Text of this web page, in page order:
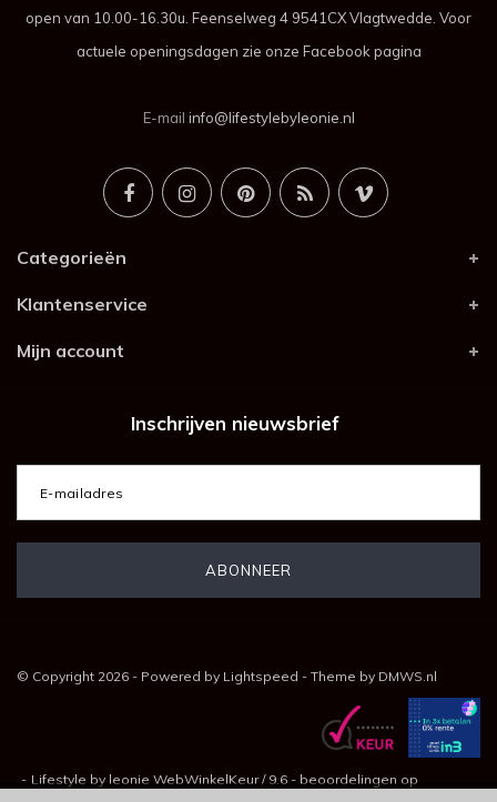
open van 10.00-16.30u. Feenselweg 4 9541CX Vlagtwedde. Voor
actuele openingsdagen zie onze Facebook pagina
E-mail info@lifestylebyleonie.nl
Categorieën
Klantenservice
Mijn account
Inschrijven nieuwsbrief
© Copyright 2026 - Powered by Lightspeed - Theme by DMWS.nl
- Lifestyle by leonie WebWinkelKeur/ 9.6 - beoordelingen op